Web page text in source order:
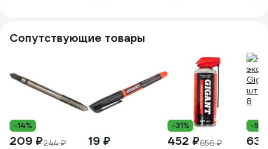
Сопутствующие товары
-14%
209 ₽244 ₽ 19 ₽
-31%
452 ₽656 ₽
-